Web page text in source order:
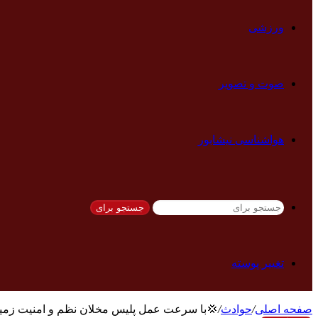
ورزشی
صوت و تصویر
هواشناسی نیشابور
جستجو برای
تغییر پوسته
صفحه اصلی/حوادث/💢با سرعت عمل پلیس مخلان نظم و امنیت